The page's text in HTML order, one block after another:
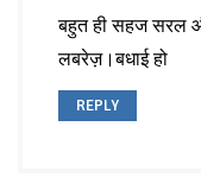
बहुत ही सहज सरल
लबरेज़।बधाई हो
REPLY